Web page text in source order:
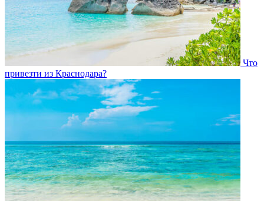
Что
привезти из Краснодара?